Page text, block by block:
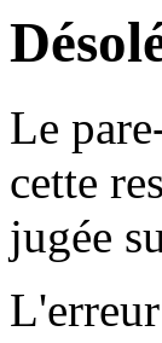
Le
cette
jugée